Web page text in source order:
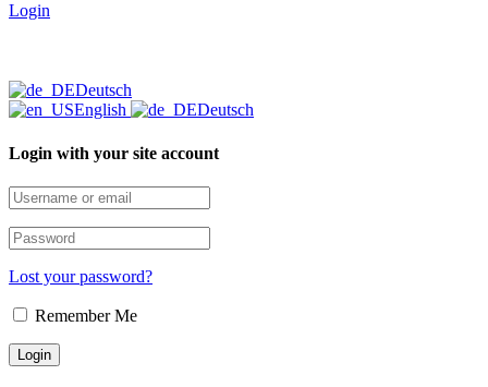
Login
Deutsch
English
Deutsch
Login with your site account
Lost your password?
Remember Me